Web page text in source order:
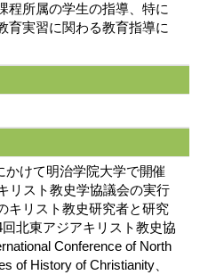
程所属の学生の指導、特に
育実習に関わる教育指導に
かけて明治学院大学で開催
リスト教史学協議会の実行
キリスト教史研究者と研究
北東アジアキリスト教史協
Conference of North
of History of Christianity、